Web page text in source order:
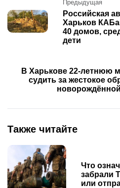
navigation
Предыдущая
Российская
Харьков
40 домов,
дети
В Харькове 22-летнюю
судить за жестокое
Также читайте
Что
забрали
или